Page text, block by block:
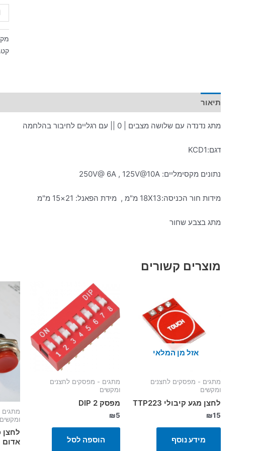
תיאור
מתג נדנדה עם שלושה מצבים | 0 || עם רגליים לחיבור בהלחמה
דגם:KCD1
נתונים מקסימליים: 250V@ 6A , 125V@10A
מידות חור הכניסה:18X13 מ"מ , מידת הפאנל: 21×15 מ"מ
מתג בצבע שחור
מוצרים קשורים
אזל מן המלאי
מתגים - מפסקים לחצנים
ומקשים
לחצן מגע קיבולי TTP223
₪15
מידע נוסף
מתגים - מפסקים לחצנים
ומקשים
מפסק 2 DIP
₪5
הוספה לסל
ומקשים
אדום